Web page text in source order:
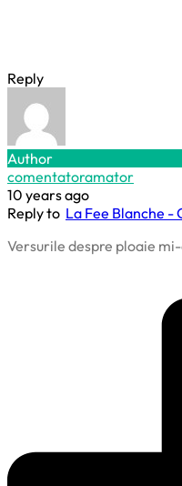
Reply
Author
comentatoramator
10 years ago
Reply to La Fee Blanche -
Versurile despre ploaie